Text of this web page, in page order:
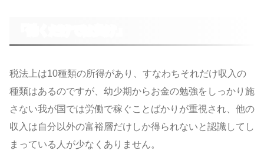
税法上は10種類の所得があり、すなわちそれだけ収入の
種類はあるのですが、幼少期からお金の勉強をしっかり施
さない我が国では労働で稼ぐことばかりが重視され、他の
収入は自分以外の富裕層だけしか得られないと認識してし
まっている人が少なくありません。